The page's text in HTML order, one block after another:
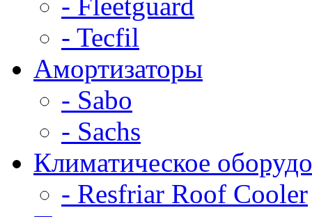
- Tecfil
Амортизаторы
- Sabo
- Sachs
Климатическое
- Resfriar Roof Cooler